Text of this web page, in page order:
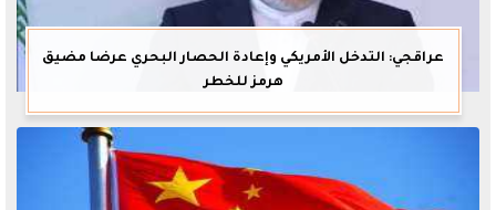
عراقجي: التدخل الأمريكي وإعادة الحصار البحري عرضا مضيق
هرمز للخطر